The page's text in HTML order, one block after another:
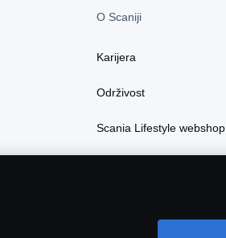
O Scaniji
Karijera
Održivost
Scania Lifestyle webshop